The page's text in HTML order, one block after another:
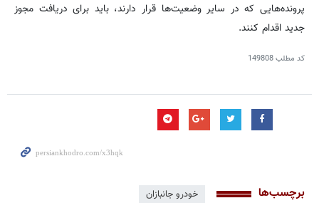
پرونده‌هایی که در سایر وضعیت‌ها قرار دارند، باید برای دریافت مجوز
جدید اقدام کنند.
کد مطلب149808
برچسب‌ها خودرو جانبازان